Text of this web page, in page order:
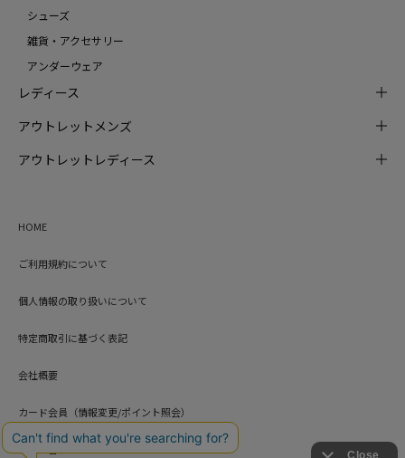
シューズ
雑貨・アクセサリー
アンダーウェア
レディース
アウトレットメンズ
アウトレットレディース
HOME
ご利用規約について
個人情報の取り扱いについて
特定商取引に基づく表記
会社概要
カード会員（情報変更/ポイント照会）